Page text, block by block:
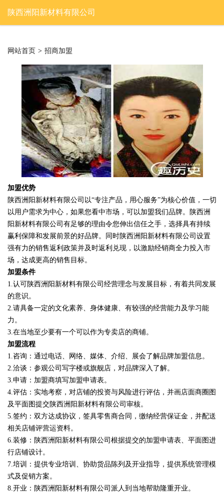
陕西洲阳新材料有限公司
网站首页 > 招商加盟
加盟优势
陕西洲阳新材料有限公司以“专注产品，用心服务”为核心价值，一切
以用户需求为中心，如果您看中市场，可以加盟我们品牌。陕西洲
阳新材料有限公司有足够的理由令您伸出信任之手，选择具有持续
赢利保障和发展前景的好品牌。同时陕西洲阳新材料有限公司设置
强有力的销售返利政策并及时返利兑现，以激励经销商全力投入市
场，达成更高的销售目标。
加盟条件
1.认可陕西洲阳新材料有限公司经营理念与发展目标，有着共同发展
的意识。
2.请具备一定的文化素养、身体健康、有较强的经营能力及学习能
力。
3.在当地至少要有一个可以作为专卖店的商铺。
加盟流程
1.咨询：通过电话、网络、媒体、介绍、展会了解品牌加盟信息。
2.洽谈：参观公司写字楼或旗舰店，对品牌深入了解。
3.申请：加盟商填写加盟申请表。
4.评估：实地考察，对店铺的投资与风险进行评估，并画店面商圈图
及平面图提交陕西洲阳新材料有限公司审核。
5.签约：双方达成协议，签具零售商合同，缴纳经营保证金，并配送
相关店铺评营运资料。
6.装修：陕西洲阳新材料有限公司根据提交的加盟申请表、平面图进
行店铺设计。
7.培训：提供专业培训、协助货品陈列及开业指导，提供系统管理模
式及促销方案。
8.开业：陕西洲阳新材料有限公司派人到当地帮助隆重开业。